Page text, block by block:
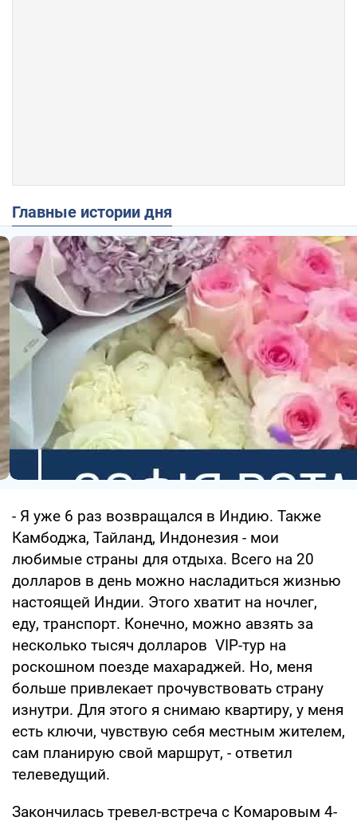
Главные истории дня
- Я уже 6 раз возвращался в Индию. Также
Камбоджа, Тайланд, Индонезия - мои
любимые страны для отдыха. Всего на 20
долларов в день можно насладиться жизнью
настоящей Индии. Этого хватит на ночлег,
еду, транспорт. Конечно, можно авзять за
несколько тысяч долларов VIP-тур на
роскошном поезде махараджей. Но, меня
больше привлекает прочувствовать страну
изнутри. Для этого я снимаю квартиру, у меня
есть ключи, чувствую себя местным жителем,
сам планирую свой маршрут, - ответил
телеведущий.
Закончилась тревел-встреча с Комаровым 4-